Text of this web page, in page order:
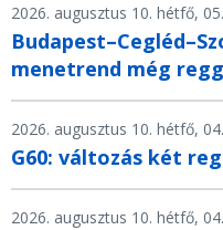
2026. augusztus 10. hétfő,
menetrend még
2026. augusztus 10. hétfő,
G60: változás két
2026. augusztus 10. hétfő,